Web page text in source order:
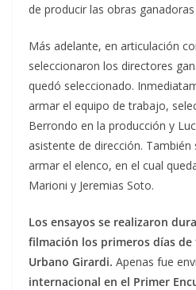
de producir las obras
Más adelante, en articulación
seleccionaron los directores
quedó seleccionado.
armar el equipo de trabajo,
Berrondo en la producción y
asistente de dirección.
armar el elenco, en el cual
Marioni y Jeremias Soto.
Los ensayos se realizaron
filmación los primeros días
Urbano Girardi. Apenas fue
internacional en el Primer